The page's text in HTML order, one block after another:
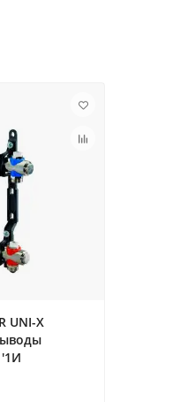
UNI-X
'1И